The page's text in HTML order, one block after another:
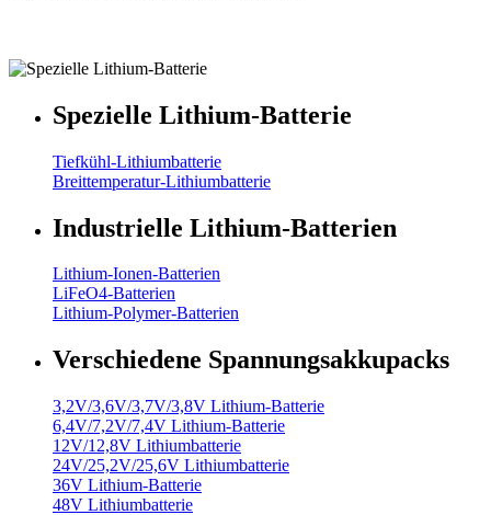
Spezielle Lithium-Batterie
Tiefkühl-Lithiumbatterie
Breittemperatur-Lithiumbatterie
Industrielle Lithium-Batterien
Lithium-Ionen-Batterien
LiFeO4-Batterien
Lithium-Polymer-Batterien
Verschiedene Spannungsakkupacks
3,2V/3,6V/3,7V/3,8V Lithium-Batterie
6,4V/7,2V/7,4V Lithium-Batterie
12V/12,8V Lithiumbatterie
24V/25,2V/25,6V Lithiumbatterie
36V Lithium-Batterie
48V Lithiumbatterie